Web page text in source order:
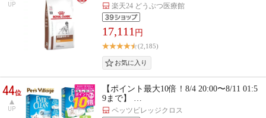
UP 楽天24 どうぶつ医療館
17,111 円
(2,185)
44位
UP
【ポイント最大10倍！8/4 20:00〜8/11 01:5
9まで】 …
ペッツビレッジクロス